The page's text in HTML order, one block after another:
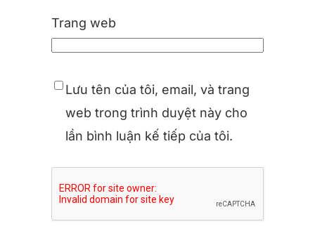
Trang web
Lưu tên của tôi, email, và trang
web trong trình duyệt này cho
lần bình luận kế tiếp của tôi.